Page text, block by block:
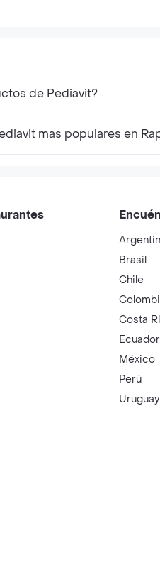
de Pediavit?
mas populares en
Brasil
Chile
Costa
Ecuador
México
Perú
Uruguay